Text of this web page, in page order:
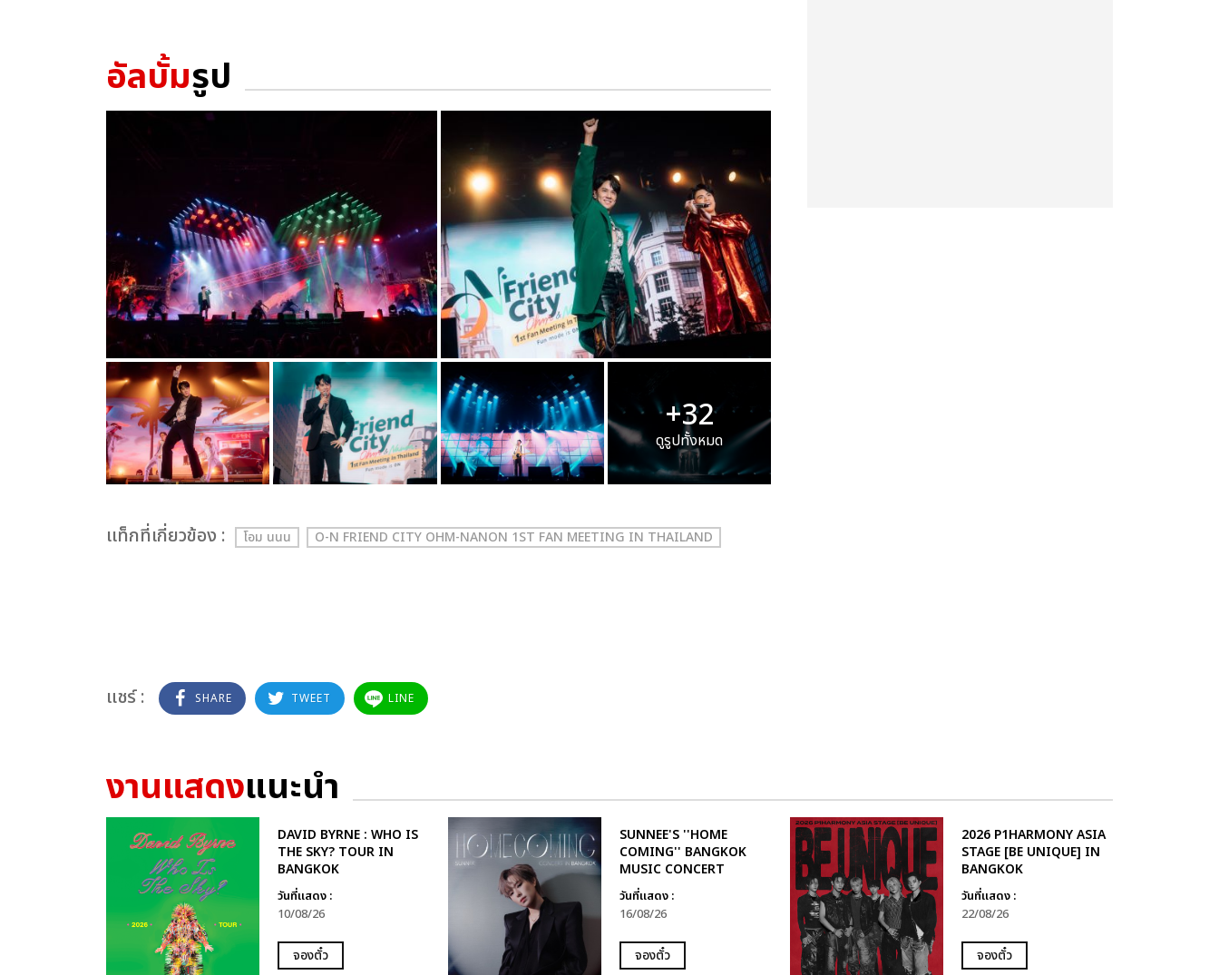
อัลบั้มรูป
+32
ดูรูปทั้งหมด
เเท็กที่เกี่ยวข้อง : โอม นนน O-N FRIEND CITY OHM-NANON 1ST FAN MEETING IN THAILAND
แชร์ : SHARE TWEET LINE
งานแสดงแนะนำ
DAVID BYRNE : WHO IS
THE SKY? TOUR IN
BANGKOK
วันที่แสดง :
10/08/26
จองตั๋ว
SUNNEE'S ''HOME
COMING'' BANGKOK
MUSIC CONCERT
วันที่แสดง :
16/08/26
จองตั๋ว
2026 P1HARMONY ASIA
STAGE [BE UNIQUE] IN
BANGKOK
วันที่แสดง :
22/08/26
จองตั๋ว